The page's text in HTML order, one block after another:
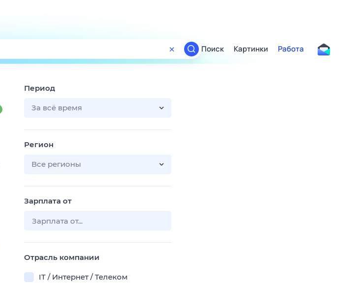
Поиск
ТВ-программа
Поиск Картинки Работа
Период
За всё время
Регион
Все регионы
Зарплата от
Отрасль компании
IT / Интернет / Телеком